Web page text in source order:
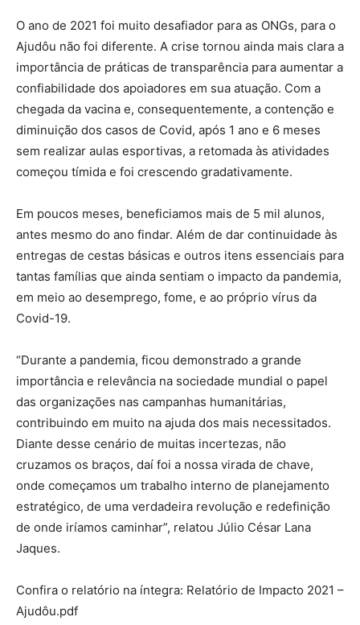
O ano de 2021 foi muito desafiador para as ONGs, para o
Ajudôu não foi diferente. A crise tornou ainda mais clara a
importância de práticas de transparência para aumentar a
confiabilidade dos apoiadores em sua atuação. Com a
chegada da vacina e, consequentemente, a contenção e
diminuição dos casos de Covid, após 1 ano e 6 meses
sem realizar aulas esportivas, a retomada às atividades
começou tímida e foi crescendo gradativamente.
Em poucos meses, beneficiamos mais de 5 mil alunos,
antes mesmo do ano findar. Além de dar continuidade às
entregas de cestas básicas e outros itens essenciais para
tantas famílias que ainda sentiam o impacto da pandemia,
em meio ao desemprego, fome, e ao próprio vírus da
Covid-19.
“Durante a pandemia, ficou demonstrado a grande
importância e relevância na sociedade mundial o papel
das organizações nas campanhas humanitárias,
contribuindo em muito na ajuda dos mais necessitados.
Diante desse cenário de muitas incertezas, não
cruzamos os braços, daí foi a nossa virada de chave,
onde começamos um trabalho interno de planejamento
estratégico, de uma verdadeira revolução e redefinição
de onde iríamos caminhar”, relatou Júlio César Lana
Jaques.
Confira o relatório na íntegra: Relatório de Impacto 2021 –
Ajudôu.pdf